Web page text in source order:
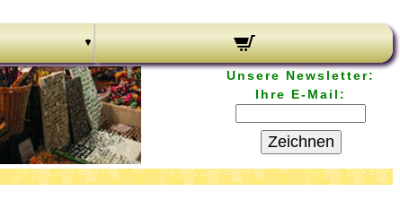
Unsere Newsletter:
Ihre E-Mail:
Zeichnen